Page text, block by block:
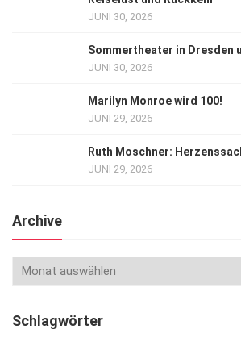
JUNI 30, 2026
Sommertheater in Dresden
JUNI 30, 2026
Marilyn Monroe wird 100!
JUNI 29, 2026
Ruth Moschner:
JUNI 29, 2026
Archive
Schlagwörter